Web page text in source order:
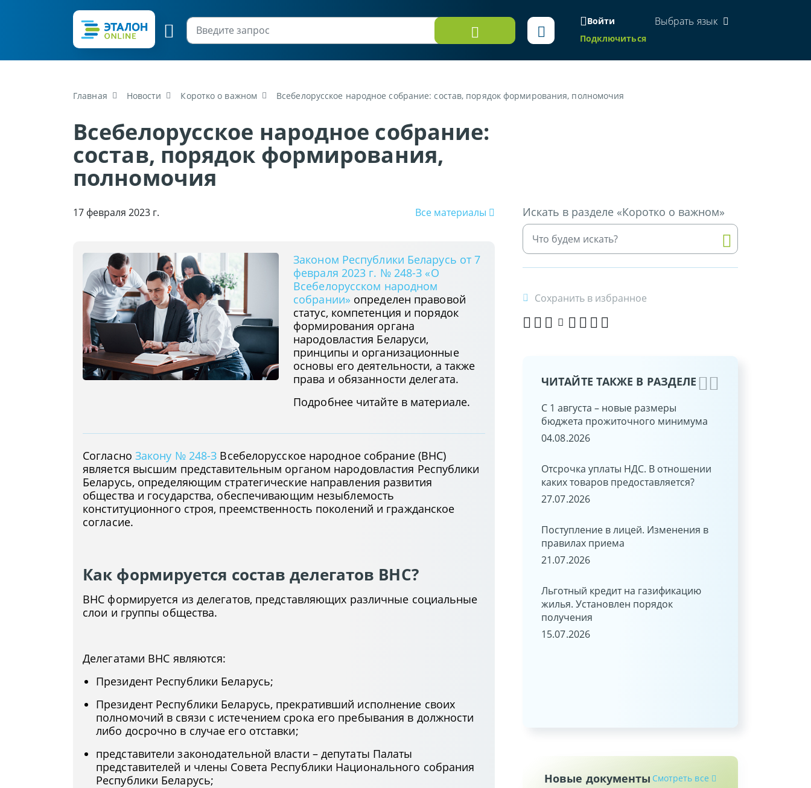
Войти
Подключиться
Выбрать язык
Главная Новости Коротко о важном Всебелорусское народное собрание: состав, порядок формирования, полномочия
Всебелорусское народное собрание:
состав, порядок формирования,
полномочия
17 февраля 2023 г. Все материалы
Законом Республики Беларусь от 7
февраля 2023 г. № 248-З «О
Всебелорусском народном
собрании» определен правовой
статус, компетенция и порядок
формирования органа
народовластия Беларуси,
принципы и организационные
основы его деятельности, а также
права и обязанности делегата.
Подробнее читайте в материале.
Согласно Закону № 248-З Всебелорусское народное собрание (ВНС)
является высшим представительным органом народовластия Республики
Беларусь, определяющим стратегические направления развития
общества и государства, обеспечивающим незыблемость
конституционного строя, преемственность поколений и гражданское
согласие.
Как формируется состав делегатов ВНС?
ВНС формируется из делегатов, представляющих различные социальные
слои и группы общества.
Делегатами ВНС являются:
Президент Республики Беларусь;
Президент Республики Беларусь, прекративший исполнение своих
полномочий в связи с истечением срока его пребывания в должности
либо досрочно в случае его отставки;
представители законодательной власти – депутаты Палаты
представителей и члены Совета Республики Национального собрания
Республики Беларусь;
Искать в разделе «Коротко о важном»
Сохранить в избранное
ЧИТАЙТЕ ТАКЖЕ В РАЗДЕЛЕ
Новая форма электронного счета-
заполнения, хранения
18.05.2026
Доступ к актуальному
законодательству Республики
Беларусь в вашем смартфоне: новая
Возмещение расходов при
направлении в командировку и
размеры суточных
С 1 августа – новые размеры
бюджета прожиточного минимума
04.08.2026
Отсрочка уплаты НДС. В отношении
каких товаров предоставляется?
27.07.2026
Поступление в лицей. Изменения в
правилах приема
21.07.2026
Льготный кредит на газификацию
жилья. Установлен порядок
получения
15.07.2026
Новые документы Смотреть все